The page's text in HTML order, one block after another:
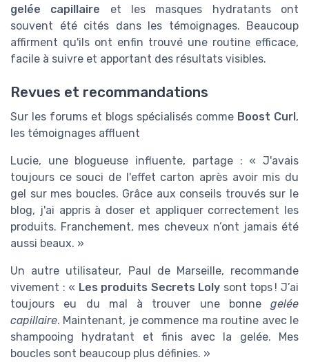
gelée capillaire et les masques hydratants ont
souvent été cités dans les témoignages. Beaucoup
affirment qu'ils ont enfin trouvé une routine efficace,
facile à suivre et apportant des résultats visibles.
Revues et recommandations
Sur les forums et blogs spécialisés comme Boost Curl,
les témoignages affluent
Lucie, une blogueuse influente, partage : « J'avais
toujours ce souci de l'effet carton après avoir mis du
gel sur mes boucles. Grâce aux conseils trouvés sur le
blog, j'ai appris à doser et appliquer correctement les
produits. Franchement, mes cheveux n’ont jamais été
aussi beaux. »
Un autre utilisateur, Paul de Marseille, recommande
vivement : « Les produits Secrets Loly sont tops ! J’ai
toujours eu du mal à trouver une bonne gelée
capillaire. Maintenant, je commence ma routine avec le
shampooing hydratant et finis avec la gelée. Mes
boucles sont beaucoup plus définies. »